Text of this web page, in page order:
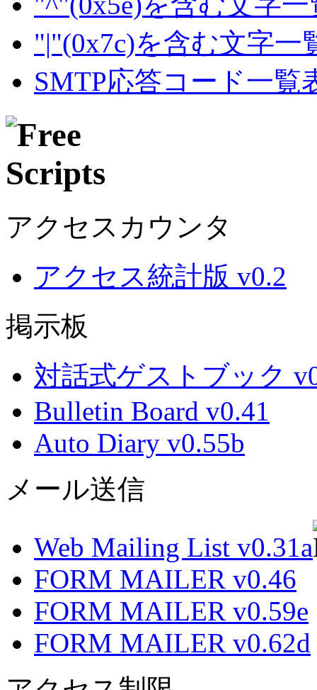
"|"(0x7c)を含む文字一
SMTP応答コード一覧
アクセスカウンタ
アクセス統計版 v0.2
掲示板
対話式ゲストブック
Bulletin Board v0.41
Auto Diary v0.55b
メール送信
Web Mailing List v0.31a
FORM MAILER v0.46
FORM MAILER v0.59e
FORM MAILER v0.62d